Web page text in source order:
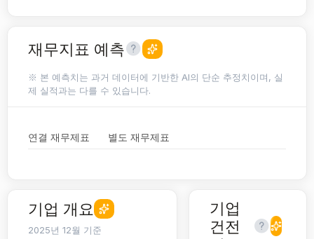
재무지표 예측
※ 본 예측치는 과거 데이터에 기반한 AI의 단순 추정치이며, 실
제 실적과는 다를 수 있습니다.
연결 재무제표 별도 재무제표
기업 개요
2025년 12월 기준
기업
건전